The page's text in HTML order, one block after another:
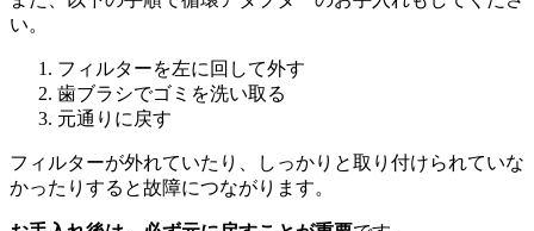
い。
フィルターを左に回して外す
歯ブラシでゴミを洗い取る
元通りに戻す
フィルターが外れていたり、しっかりと取り付けられていな
かったりすると故障につながります。